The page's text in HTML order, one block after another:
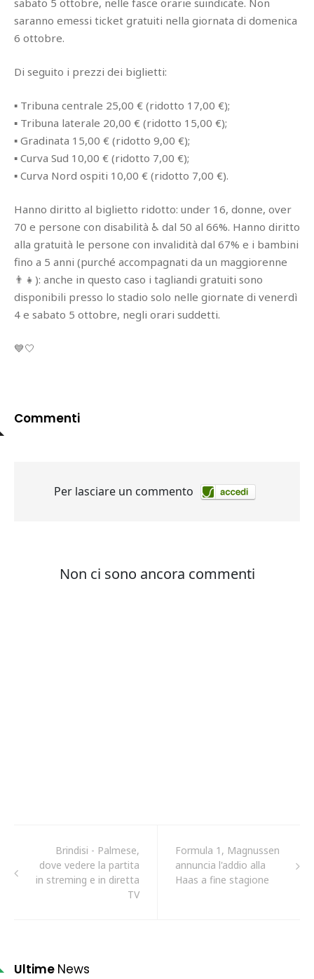
sabato 5 ottobre, nelle fasce orarie suindicate. Non
saranno emessi ticket gratuiti nella giornata di domenica
6 ottobre.
Di seguito i prezzi dei biglietti:
▪ Tribuna centrale 25,00 € (ridotto 17,00 €);
▪ Tribuna laterale 20,00 € (ridotto 15,00 €);
▪ Gradinata 15,00 € (ridotto 9,00 €);
▪ Curva Sud 10,00 € (ridotto 7,00 €);
▪ Curva Nord ospiti 10,00 € (ridotto 7,00 €).
Hanno diritto al biglietto ridotto: under 16, donne, over
70 e persone con disabilità ♿ dal 50 al 66%. Hanno diritto
alla gratuità le persone con invalidità dal 67% e i bambini
fino a 5 anni (purché accompagnati da un maggiorenne
👨‍👧): anche in questo caso i tagliandi gratuiti sono
disponibili presso lo stadio solo nelle giornate di venerdì
4 e sabato 5 ottobre, negli orari suddetti.
💙🤍
Commenti
Brindisi - Palmese,
dove vedere la partita
in streming e in diretta
TV
Formula 1, Magnussen
annuncia l'addio alla
Haas a fine stagione
Ultime News